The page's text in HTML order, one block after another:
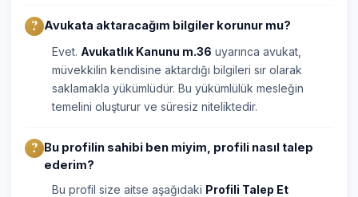
Avukata aktaracağım bilgiler korunur mu?
Evet. Avukatlık Kanunu m.36 uyarınca avukat,
müvekkilin kendisine aktardığı bilgileri sır olarak
saklamakla yükümlüdür. Bu yükümlülük mesleğin
temelini oluşturur ve süresiz niteliktedir.
Bu profilin sahibi ben miyim, profili nasıl talep
ederim?
Bu profil size aitse aşağıdaki Profili Talep Et